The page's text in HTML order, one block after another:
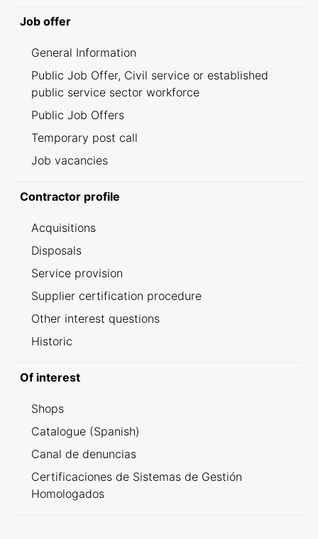
Job offer
General Information
Public Job Offer, Civil service or established
public service sector workforce
Public Job Offers
Temporary post call
Job vacancies
Contractor profile
Acquisitions
Disposals
Service provision
Supplier certification procedure
Other interest questions
Historic
Of interest
Shops
Catalogue (Spanish)
Canal de denuncias
Certificaciones de Sistemas de Gestión
Homologados